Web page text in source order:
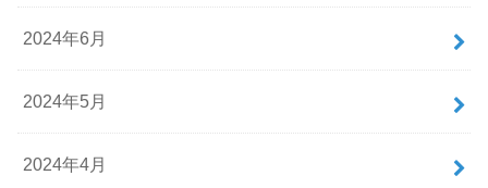
2024年6月
2024年5月
2024年4月